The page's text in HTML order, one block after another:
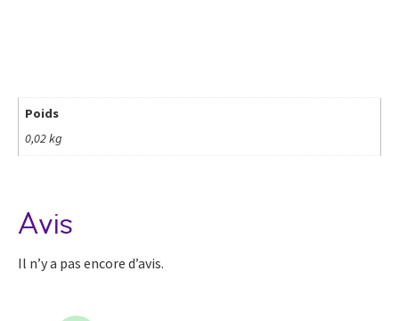
Poids
0,02 kg
Avis
Il n’y a pas encore d’avis.